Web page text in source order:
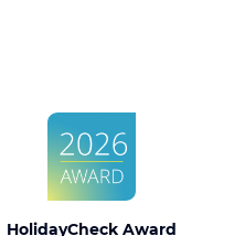
HolidayCheck Award